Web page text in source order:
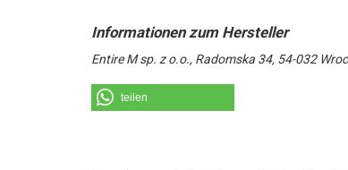
Entire M sp. z o.o., Radomska 34, 54-032
teilen